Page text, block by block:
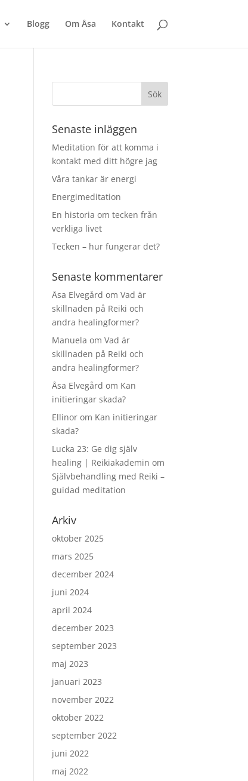
Blogg Om Åsa Kontakt
Senaste inläggen
Meditation för att komma i
kontakt med ditt högre jag
Våra tankar är energi
Energimeditation
En historia om tecken från
verkliga livet
Tecken – hur fungerar det?
Senaste kommentarer
Åsa Elvegård omVad är
skillnaden på Reiki och
andra healingformer?
Manuela omVad är
skillnaden på Reiki och
andra healingformer?
Åsa Elvegård om Kan
initieringar skada?
Ellinor om Kan initieringar
skada?
Lucka 23: Ge dig själv
healing | Reikiakademin om
Självbehandling med Reiki –
guidad meditation
Arkiv
oktober 2025
mars 2025
december 2024
juni 2024
april 2024
december 2023
september 2023
maj 2023
januari 2023
november 2022
oktober 2022
september 2022
juni 2022
maj 2022